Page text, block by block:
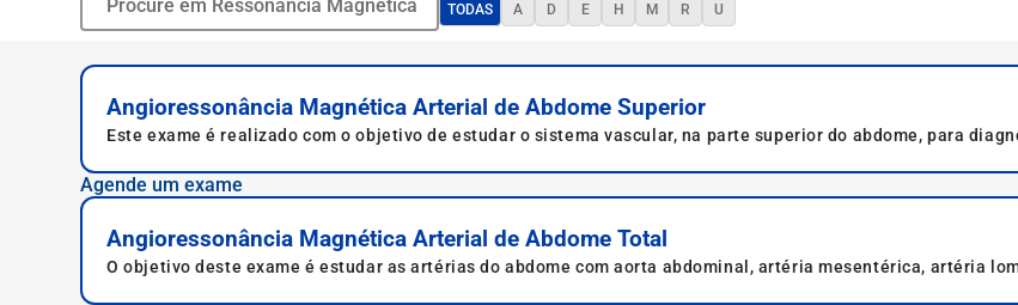
TODAS A D E H M R U
Angioressonância Magnética Arterial de Abdome Superior
Este exame é realizado com o objetivo de estudar o sistema vascular, na parte superior do abdome, para
Agende um exame
Angioressonância Magnética Arterial de Abdome Total
O objetivo deste exame é estudar as artérias do abdome com aorta abdominal, artéria mesentérica, artéria